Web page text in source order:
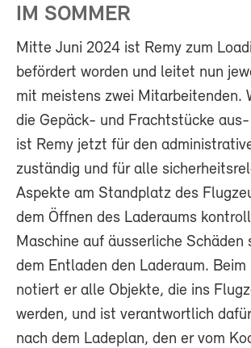
IM SOMMER
Mitte Juni 2024 ist Remy zum
befördert worden und leitet nun
mit meistens zwei Mitarbeitenden.
die Gepäck- und Frachtstücke
ist Remy jetzt für den
zuständig und für alle
Aspekte am Standplatz des
dem Öffnen des Laderaums
Maschine auf äusserliche Schäden
dem Entladen den Laderaum. Beim
notiert er alle Objekte, die ins
werden, und ist verantwortlich
nach dem Ladeplan, den er vom